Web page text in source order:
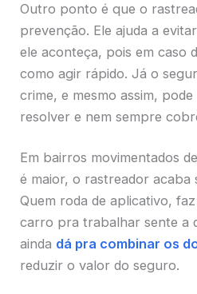
Outro ponto é que o
prevenção. Ele ajuda a
ele aconteça, pois em caso
como agir rápido. Já o
crime, e mesmo assim,
resolver e nem sempre
Em bairros movimentados
é maior, o rastreador acaba
Quem roda de aplicativo,
carro pra trabalhar sente a
ainda dá pra combinar os
reduzir o valor do seguro.